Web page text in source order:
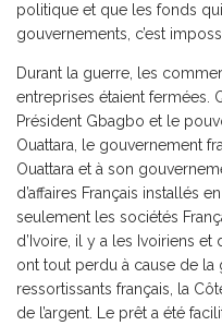
politique et que les fonds
gouvernements, c’est
Durant la guerre, les
entreprises étaient fermées.
Président Gbagbo et le
Ouattara, le gouvernement
Ouattara et à son
d’affaires Français installés
seulement les sociétés
d’Ivoire, il y a les Ivoiriens et
ont tout perdu à cause de la
ressortissants français, la
de l’argent. Le prêt a été